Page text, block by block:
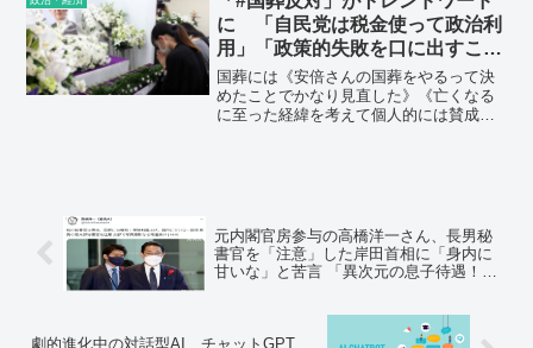
とに全力を尽くすべきだ」という――。
に 「自民党は税金使って政治利
用」「政策的失敗を口に出すこと
も憚れる空気を作り出し、神格
化」
国葬には《安倍さんの国葬をやるって決
めたことでかなり見直した》《亡くなる
に至った経緯を考えて個人的には賛成で
元内閣官房参与の高橋洋一さん、長男秘
書官を「注意」した岸田首相に「身内に
甘いな」と苦言 「異次元の息子待遇！」
劇的進化中の対話型AI チャットGPT、